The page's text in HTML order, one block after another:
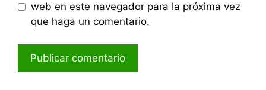
web en este navegador para la próxima vez
que haga un comentario.